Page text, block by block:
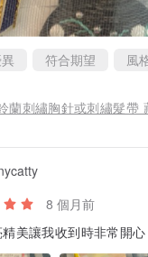
符合期望 風
蘭刺繡胸針或刺繡髮帶
8 個月前
美讓我收到時非常開